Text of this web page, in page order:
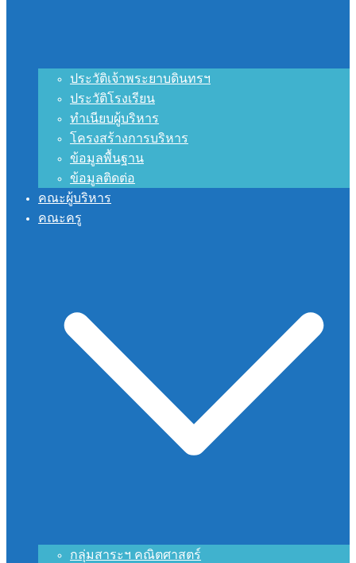
ประวัติเจ้าพระยาบดินทรฯ
ประวัติโรงเรียน
ทำเนียบผู้บริหาร
โครงสร้างการบริหาร
ข้อมูลพื้นฐาน
ข้อมูลติดต่อ
คณะผู้บริหาร
คณะครู
กลุ่มสาระฯ คณิตศาสตร์